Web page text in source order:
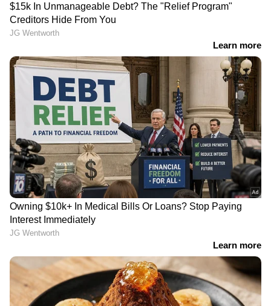
കുട്ടികള്‍ക്ക് കൊടുക്കാന്‍ പറ്റിയ ഒരു ടേസ്റ്റി
ചീസി പനീർ സാൻഡ്‌വിച്ച് തയ്യാറാക്കിയാലോ?
വേണ്ട ചേരുവകൾ
പനീർ - 1/2 കപ്പ്
ചീസ് - 1/4 കപ്പ്
മുട്ട - 2 എണ്ണം
കുരുമുളക് പൊടി - 1/4 സ്പൂൺ
ഉപ്പ് - 1/4 സ്പൂൺ
ബ്രെഡ് - 4 എണ്ണം
ബട്ടർ - 4 സ്പൂൺ